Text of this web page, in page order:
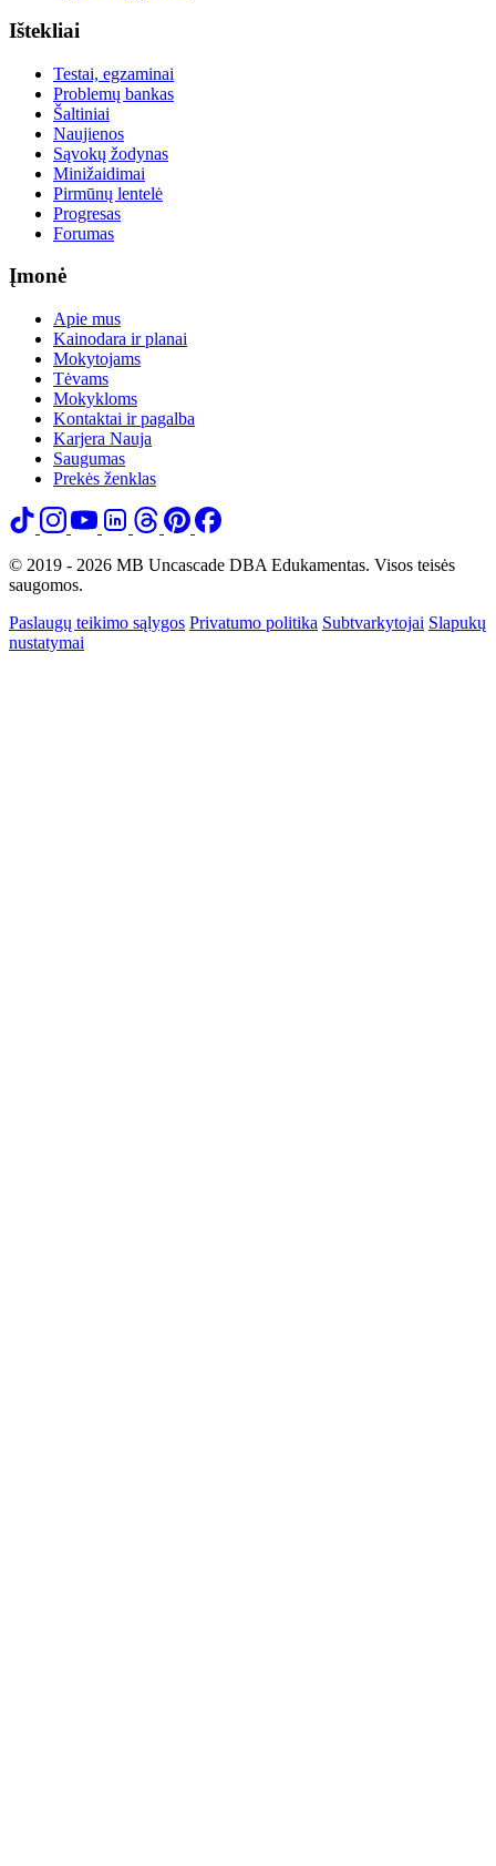
Ištekliai
Testai, egzaminai
Problemų bankas
Šaltiniai
Naujienos
Sąvokų žodynas
Minižaidimai
Pirmūnų lentelė
Progresas
Forumas
Įmonė
Apie mus
Kainodara ir planai
Mokytojams
Tėvams
Mokykloms
Kontaktai ir pagalba
Karjera Nauja
Saugumas
Prekės ženklas
© 2019 - 2026 MB Uncascade DBA Edukamentas. Visos teisės
saugomos.
Paslaugų teikimo sąlygos Privatumo politika Subtvarkytojai Slapukų
nustatymai